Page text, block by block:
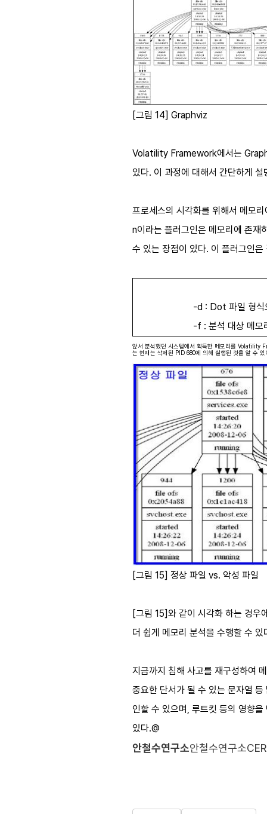
[그림 14] Graphviz
Volatility Framework에서는
있다. 이 과정에 대해서 간단하게 설
프로세스의 시각화를 위해서 메모
n이라는 플러그인은 메모리에 존
수 있는 장점이 있다. 이 플러그인
-d : Dot 파일 형
-f : 분석 대상 메모
앞서 분석했던 시스템에서 획득한 메모리를 Volatility
는 현재는 삭제된 PID 680에 의해 실행된 것을 알 수 있
[그림 15] 정상 파일 vs. 악성 파일
[그림 15]와 같이 시각화 하는 경우
더 쉽게 메모리 분석을 수행할 수 있
지금까지 침해 사고를 재구성하여
중요한 단서가 될 수 있는 문자열
인할 수 있으며, 루트킷 등의 영향
있다.@
안철수연구소안철수연구소